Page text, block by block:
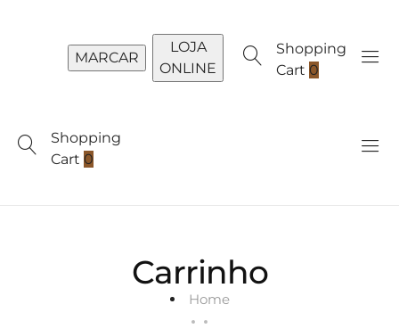
MARCAR
LOJA
ONLINE
Shopping
Cart 0
Shopping
Cart 0
Carrinho
Home